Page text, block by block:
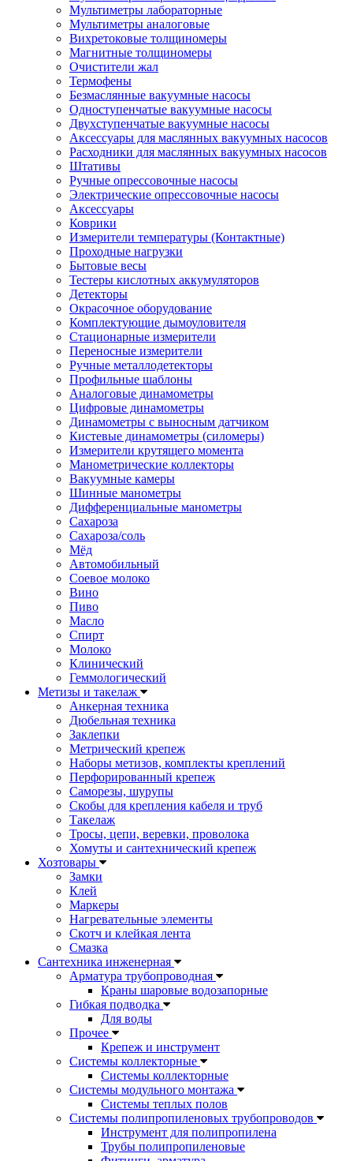
Мультиметры лабораторные
Мультиметры аналоговые
Вихретоковые толщиномеры
Магнитные толщиномеры
Очистители жал
Термофены
Безмаслянные вакуумные насосы
Одноступенчатые вакуумные насосы
Двухступенчатые вакуумные насосы
Аксессуары для маслянных вакуумных насосов
Расходники для маслянных вакуумных насосов
Штативы
Ручные опрессовочные насосы
Электрические опрессовочные насосы
Аксессуары
Коврики
Измерители температуры (Контактные)
Проходные нагрузки
Бытовые весы
Тестеры кислотных аккумуляторов
Детекторы
Окрасочное оборудование
Комплектующие дымоуловителя
Стационарные измерители
Переносные измерители
Ручные металлодетекторы
Профильные шаблоны
Аналоговые динамометры
Цифровые динамометры
Динамометры с выносным датчиком
Кистевые динамометры (силомеры)
Измерители крутящего момента
Манометрические коллекторы
Вакуумные камеры
Шинные манометры
Дифференциальные манометры
Сахароза
Сахароза/соль
Мёд
Автомобильный
Соевое молоко
Вино
Пиво
Масло
Спирт
Молоко
Клинический
Геммологический
Метизы и такелаж
Анкерная техника
Дюбельная техника
Заклепки
Метрический крепеж
Наборы метизов, комплекты креплений
Перфорированный крепеж
Саморезы, шурупы
Скобы для крепления кабеля и труб
Такелаж
Тросы, цепи, веревки, проволока
Хомуты и сантехнический крепеж
Хозтовары
Замки
Клей
Маркеры
Нагревательные элементы
Скотч и клейкая лента
Смазка
Сантехника инженерная
Арматура трубопроводная
Краны шаровые водозапорные
Гибкая подводка
Для воды
Прочее
Крепеж и инструмент
Системы коллекторные
Системы коллекторные
Системы модульного монтажа
Системы теплых полов
Системы полипропиленовых трубопроводов
Инструмент для полипропилена
Трубы полипропиленовые